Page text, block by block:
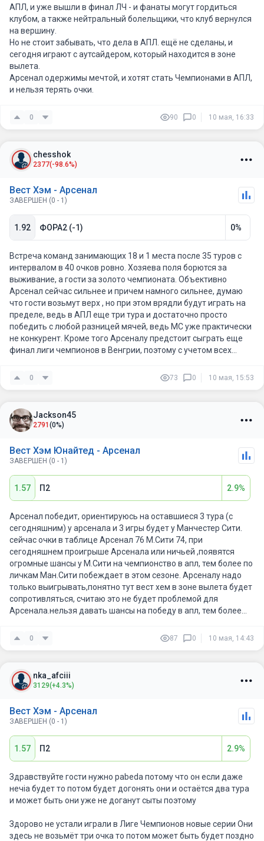
АПЛ, и уже вышли в финал ЛЧ - и фанаты могут гордиться
клубом, а также нейтральный болельщики, что клуб вернулся
на вершину.
Но не стоит забывать, что дела в АПЛ. ещё не сделаны, и
сегодня играют с аутсайдером, который находится в зоне
вылета.
Арсенал одержимы мечтой, и хотят стать Чемпионами в АПЛ,
и нельзя терять очки.
0 90 0 10 мая, 16:33
chesshok
2377(-98.6%)
Вест Хэм - Арсенал
ЗАВЕРШЕН (0 - 1)
1.92 ФОРА2 (-1) 0%
Встреча команд занимающих 18 и 1 места после 35 туров с
интервалом в 40 очков ровно. Хозяева поля борются за
выживание, а гости за золото чемпионата. Объективно
Арсенал сейчас сильнее и причем намного сильнее, думаю
что гости возьмут верх , но при этом врядли будут играть на
пределе, ведь в АПЛ еще три тура и достаточно просто
победить с любой разницей мячей, ведь МС уже практически
не конкурент. Кроме того Арсеналу предстоит сыграть еще
финал лиги чемпионов в Венгрии, поэтому с учетом всех
даже нравится комбинированная ставка на П2 и ТМ 3,5 мячей.
0 73 0 10 мая, 15:53
Jackson45
2791 (0%)
Вест Хэм Юнайтед - Арсенал
ЗАВЕРШЕН (0 - 1)
1.57 П2 2.9%
Арсенал победит, ориентируюсь на оставшиеся 3 тура (с
сегодняшним) у арсенала и 3 игры будет у Манчестер Сити.
сейчас очки в таблице Арсенал 76 М.Сити 74, при
сегодняшнем проигрыше Арсенала или ничьей ,появятся
огромные шансы у М.Сити на чемпионство в апл, тем более по
личкам Ман.Сити побеждает в этом сезоне. Арсеналу надо
только выигрывать,понятно тут вест хем в зоне вылета будет
сопротивляться, считаю это не будет проблемой для
Арсенала.нельзя давать шансы на победу в апл, тем более
0 87 0 10 мая, 14:43
nka_afciii
3129(+4.3%)
Вест Хэм - Арсенал
ЗАВЕРШЕН (0 - 1)
1.57 П2 2.9%
Здравствуйте гости нужно pabeda потому что он если даже
нечia будет то потом будет догонять они и остаётся два тура
и может быть они уже не доганут сыты поэтому
Здорово не устали играли в Лиге Чемпионов новые серии Они
здесь не возьмёт три очка то потом может быть будет поздно